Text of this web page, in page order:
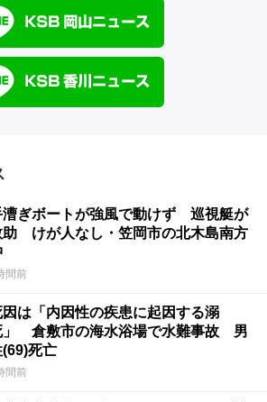
漕ぎボートが強風で動けず 巡視艇が
助 けが人なし・笠岡市の北木島南方
間前
因は「内因性の疾患に起因する溺
」 倉敷市の海水浴場で水難事故 男
(69)死亡
間前